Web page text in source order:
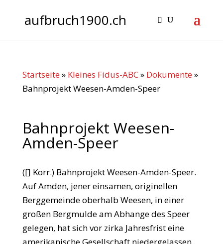
aufbruch1900.ch
Startseite » Kleines Fidus-ABC» Dokumente »
Bahnprojekt Weesen-Amden-Speer
Bahnprojekt Weesen-
Amden-Speer
([] Korr.) Bahnprojekt Weesen-Amden-Speer.
Auf Amden, jener einsamen, originellen
Berggemeinde oberhalb Weesen, in einer
großen Bergmulde am Abhange des Speer
gelegen, hat sich vor zirka Jahresfrist eine